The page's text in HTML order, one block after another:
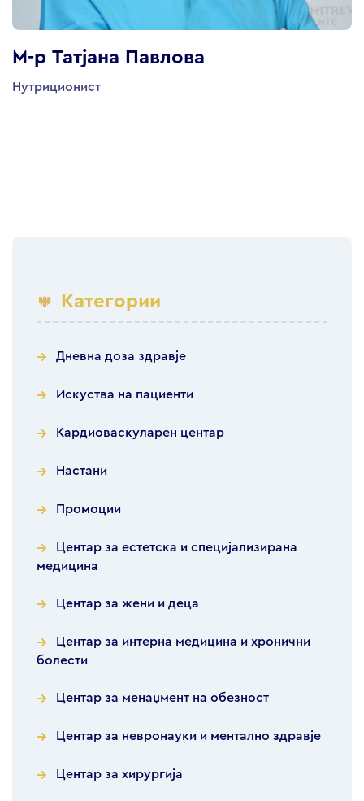
М-р Татјана Павлова
Нутриционист
Категории
Дневна доза здравје
Искуства на пациенти
Кардиоваскуларен центар
Настани
Промоции
Центар за естетска и специјализирана
медицина
Центар за жени и деца
Центар за интерна медицина и хронични
болести
Центар за менаџмент на обезност
Центар за невронауки и ментално здравје
Центар за хирургија